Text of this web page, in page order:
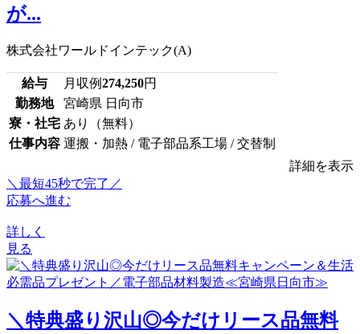
が...
株式会社ワールドインテック(A)
給与 月収例274,250円
勤務地
宮崎県 日向市
寮・社宅 あり（無料）
仕事内容 運搬・加熱 / 電子部品系工場 / 交替制
詳細を表示
＼最短45秒で完了／
応募へ進む
詳しく
見る
＼特典盛り沢山◎今だけリース品無料